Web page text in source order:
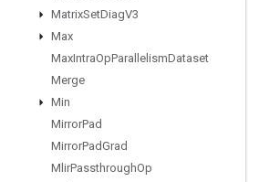
MatrixSetDiagV3
Max
MaxIntraOpParallelismDataset
Merge
Min
MirrorPad
MirrorPadGrad
MlirPassthroughOp